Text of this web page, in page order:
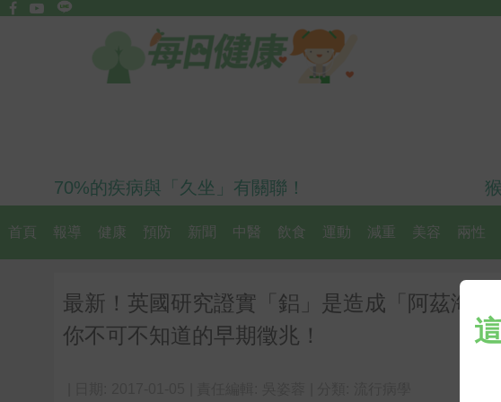
70%的疾病與「久坐」有關聯！
首頁 報導 健康 預防 新聞 中醫 飲食 運動 減重 美容 兩性
最新！英國研究證實「鋁」是造成「阿茲海默
你不可不知道的早期徵兆！